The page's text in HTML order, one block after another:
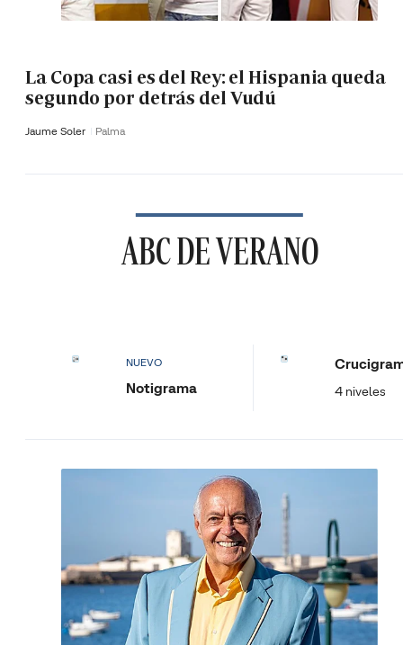
La Copa casi es del Rey: el Hispania queda
segundo por detrás del Vudú
Jaume Soler Palma
ABC DE VERANO
NUEVO
Notigrama 4 niveles